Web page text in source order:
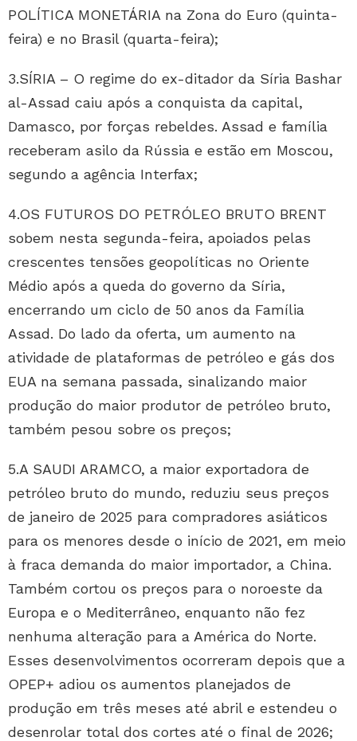
POLÍTICA MONETÁRIA na Zona do Euro (quinta-
feira) e no Brasil (quarta-feira);
3.SÍRIA – O regime do ex-ditador da Síria Bashar
al-Assad caiu após a conquista da capital,
Damasco, por forças rebeldes. Assad e família
receberam asilo da Rússia e estão em Moscou,
segundo a agência Interfax;
4.OS FUTUROS DO PETRÓLEO BRUTO BRENT
sobem nesta segunda-feira, apoiados pelas
crescentes tensões geopolíticas no Oriente
Médio após a queda do governo da Síria,
encerrando um ciclo de 50 anos da Família
Assad. Do lado da oferta, um aumento na
atividade de plataformas de petróleo e gás dos
EUA na semana passada, sinalizando maior
produção do maior produtor de petróleo bruto,
também pesou sobre os preços;
5.A SAUDI ARAMCO, a maior exportadora de
petróleo bruto do mundo, reduziu seus preços
de janeiro de 2025 para compradores asiáticos
para os menores desde o início de 2021, em meio
à fraca demanda do maior importador, a China.
Também cortou os preços para o noroeste da
Europa e o Mediterrâneo, enquanto não fez
nenhuma alteração para a América do Norte.
Esses desenvolvimentos ocorreram depois que a
OPEP+ adiou os aumentos planejados de
produção em três meses até abril e estendeu o
desenrolar total dos cortes até o final de 2026;